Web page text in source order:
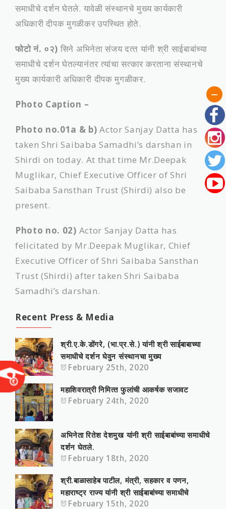
समाधीचे दर्शन घेतले. यावेळी संस्‍थानचे मुख्‍य कार्यकारी
अधिकारी दीपक मुगळीकर उपस्थित होते.
फोटो नं. ०२) सिने अभिनेता संजय दत्‍त यांनी श्री साईबाबांच्या
समाधीचे दर्शन घेतल्‍यानंतर त्‍यांचा सत्कार करताना संस्‍थानचे
मुख्‍य कार्यकारी अधिकारी दीपक मुगळीकर.
Photo Caption –
Photo no.01a & b) Actor Sanjay Datta has
taken Shri Saibaba Samadhi’s darshan in
Shirdi on today. At that time Mr.Deepak
Muglikar, Chief Executive Officer of Shri
Saibaba Sansthan Trust (Shirdi) also be
present.
Photo no. 02) Actor Sanjay Datta has
felicitated by Mr.Deepak Muglikar, Chief
Executive Officer of Shri Saibaba Sansthan
Trust (Shirdi) after taken Shri Saibaba
Samadhi’s darshan.
Recent Press & Media
श्री.ए.के.डोंगरे, (भा.प्र.से.) यांनी श्री साईबाबाच्या
समाधीचे दर्शन घेवुन संस्‍थानचा मुख्‍य
February 25th, 2020
महाशिवरात्री निमित्‍त फुलांची आकर्षक सजावट
February 24th, 2020
अभिनेता रितेश देशमुख यांनी श्री साईबाबांच्या समाधीचे
दर्शन घेतले.
February 18th, 2020
श्री.बाळासाहे‍ब पाटील, मंत्री, सहकार व पणन,
महाराष्‍ट्र राज्‍य यांनी श्री साईबाबांच्या समाधीचे
February 15th, 2020